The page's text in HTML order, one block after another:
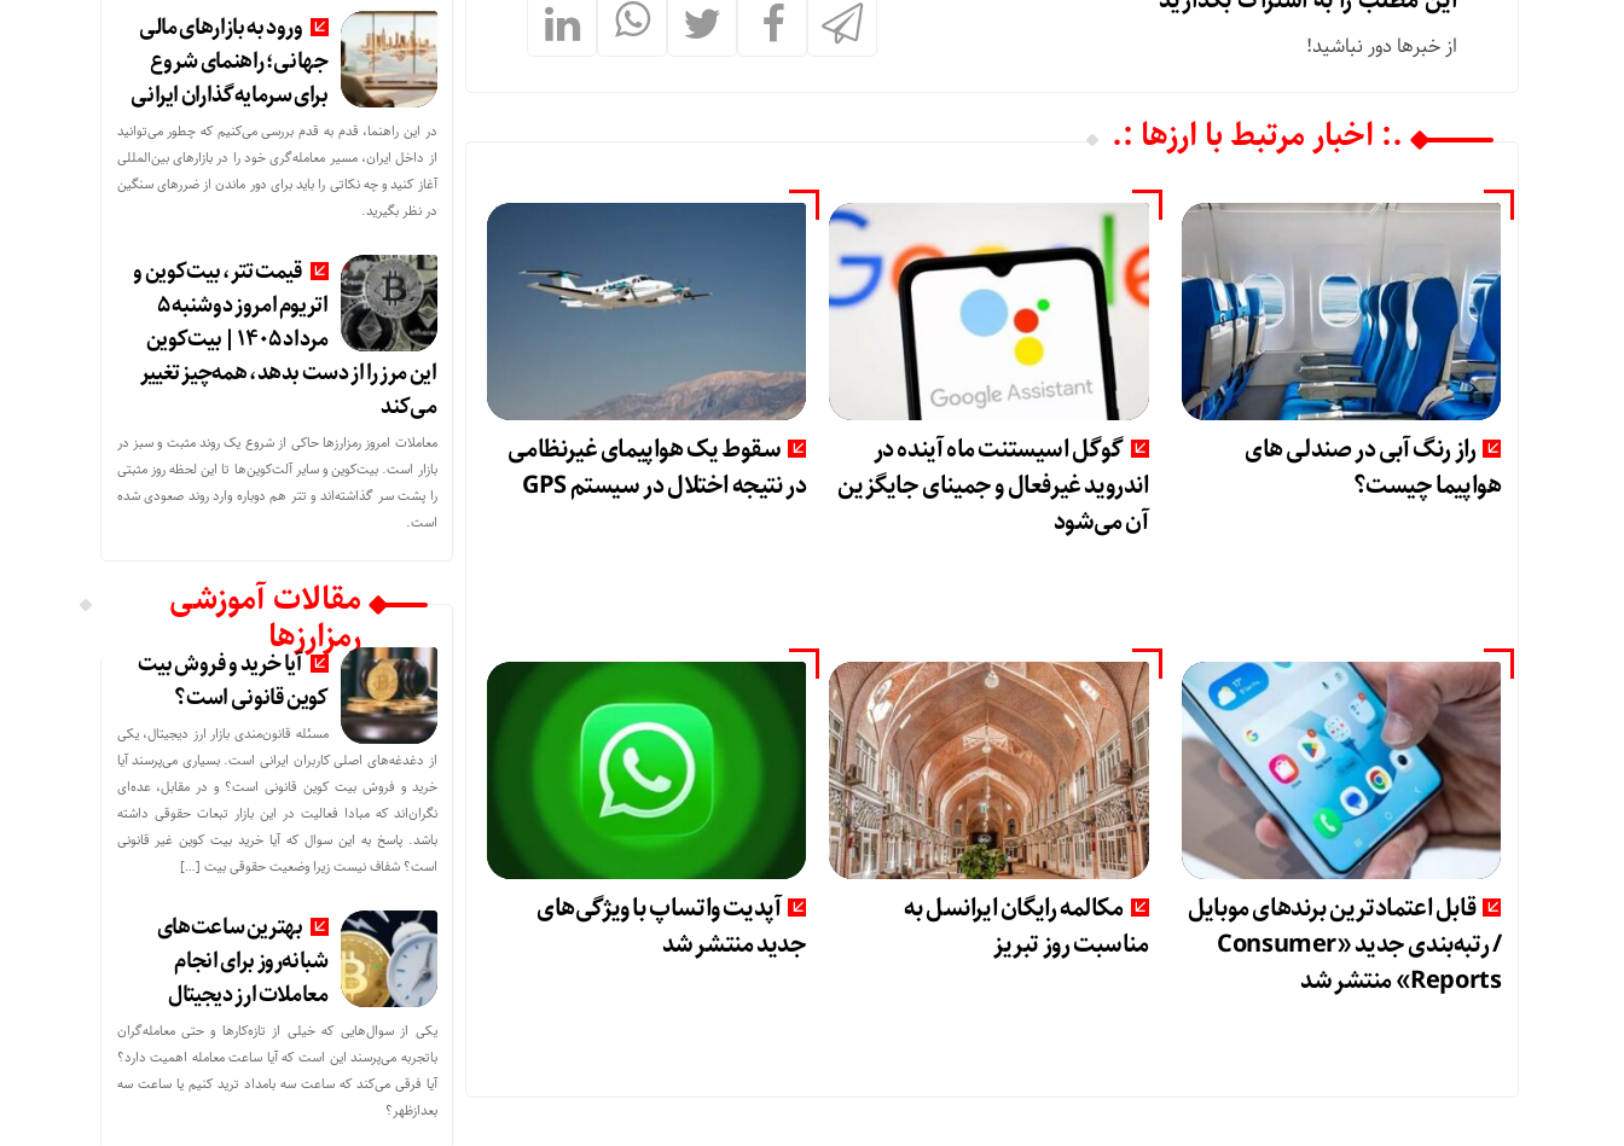
از خبرها دور نباشید!
.: اخبار مرتبط با ارزها :.
راز رنگ آبی در صندلی های
هواپیما چیست؟
گوگل اسیستنت ماه آینده در
اندروید غیرفعال و جمینای جایگزین
آن می‌شود
سقوط یک هواپیمای غیرنظامی
در نتیجه اختلال در سیستم‌ GPS
قابل اعتمادترین برندهای موبایل
/ رتبه‌بندی جدید «Consumer
Reports» منتشر شد
مکالمه رایگان ایرانسل به
مناسبت روز تبریز
آپدیت‌ واتساپ با ویژگی‌های
جدید منتشر شد
ورود به بازارهای مالی
جهانی؛ راهنمای شروع
برای سرمایه‌گذاران ایرانی
در این راهنما، قدم به قدم بررسی می‌کنیم که چطور می‌توانید
از داخل ایران، مسیر معامله‌گری خود را در بازارهای بین‌المللی
آغاز کنید و چه نکاتی را باید برای دور ماندن از ضررهای سنگین
در نظر بگیرید.
قیمت تتر، بیت‌کوین و
اتریوم امروز دوشنبه ۵
مرداد ۱۴۰۵ | بیت‌کوین
این مرز را از دست بدهد، همه‌چیز تغییر
می‌کند
معاملات امروز رمزارز‌ها حاکی از شروع یک روند مثبت و سبز در
بازار است. بیت‌کوین و سایر آلت‌کوین‌ها تا این لحظه روز مثبتی
را پشت سر گذاشته‌اند و تتر هم دوباره وارد روند صعودی شده
است.
مقالات آموزشی
رمزارزهاآیا خرید و فروش بیت
کوین قانونی است؟
مسئله قانون‌مندی بازار ارز دیجیتال، یکی
از دغدغه‌های اصلی کاربران ایرانی است. بسیاری می‌پرسند آیا
خرید و فروش بیت کوین قانونی است؟ و در مقابل، عده‌ای
نگران‌اند که مبادا فعالیت در این بازار تبعات حقوقی داشته
باشد. پاسخ به این سوال که آیا خرید بیت کوین غیر قانونی
است؟ شفاف نیست زیرا وضعیت حقوقی بیت‌ […]
بهترین ساعت‌های
شبانه‌روز برای انجام
معاملات ارز دیجیتال
یکی از سوال‌هایی که خیلی از تازه‌کارها و حتی معامله‌گران
باتجربه می‌پرسند این است که آیا ساعت معامله اهمیت دارد؟
آیا فرقی می‌کند که ساعت سه بامداد ترید کنیم یا ساعت سه
بعدازظهر؟